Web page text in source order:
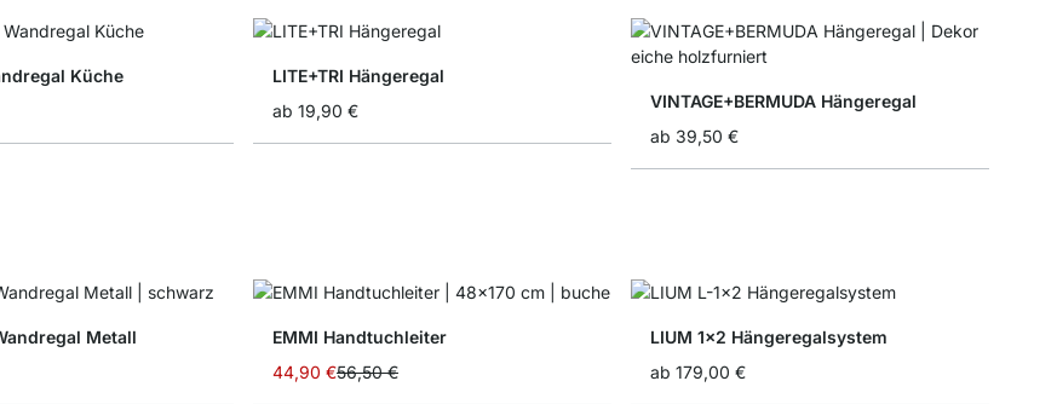
Küche
LITE+TRI Hängeregal
ab 19,90 €
VINTAGE+BERMUDA Hängeregal
ab 39,50 €
Metall
EMMI Handtuchleiter
Sonderangebot
44,90 €56,50 €
LIUM 1x2 Hängeregalsystem
ab 179,00 €